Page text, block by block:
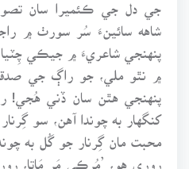
جي دل جي ڪئميرا سان
شاهه سائينءَ سُر سورٺ ۾
پنهنجي شاعريءَ ۾ جيڪي چِٽيا
۾ نٿو ملي، جو راڳ جي
پنهنجي هٿن سان ڏني هُجي!
کنگهار به چوندا آهن، سو
محبت مان گِرنار جو گُل به
روري هو، ’مُرڪي مَر مَاتا،